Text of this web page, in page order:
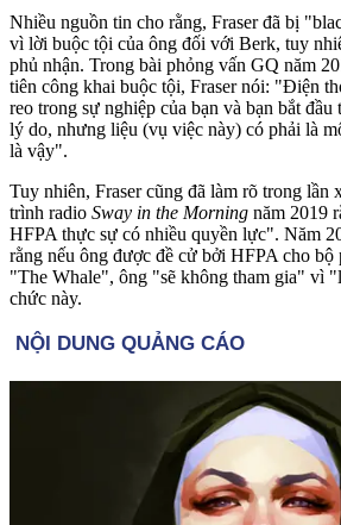
Nhiều nguồn tin cho rằng, Fraser đã bị
vì lời buộc tội của ông đối với Berk, tuy
phủ nhận. Trong bài phỏng vấn GQ năm
tiên công khai buộc tội, Fraser nói: "Điện
reo trong sự nghiệp của bạn và bạn bắt
lý do, nhưng liệu (vụ việc này) có phải là
là vậy".
Tuy nhiên, Fraser cũng đã làm rõ trong lần
trình radio Sway in the Morning năm 2019
HFPA thực sự có nhiều quyền lực". Năm
rằng nếu ông được đề cử bởi HFPA cho bộ
"The Whale", ông "sẽ không tham gia" vì
chức này.